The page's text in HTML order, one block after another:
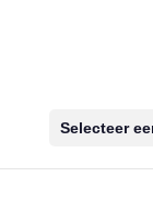
Selecteer